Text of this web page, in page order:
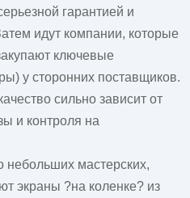
гарантией и
идут компании, которые
ключевые
у сторонних поставщиков.
сильно зависит от
и контроля на
небольших мастерских,
экраны ?на коленке? из